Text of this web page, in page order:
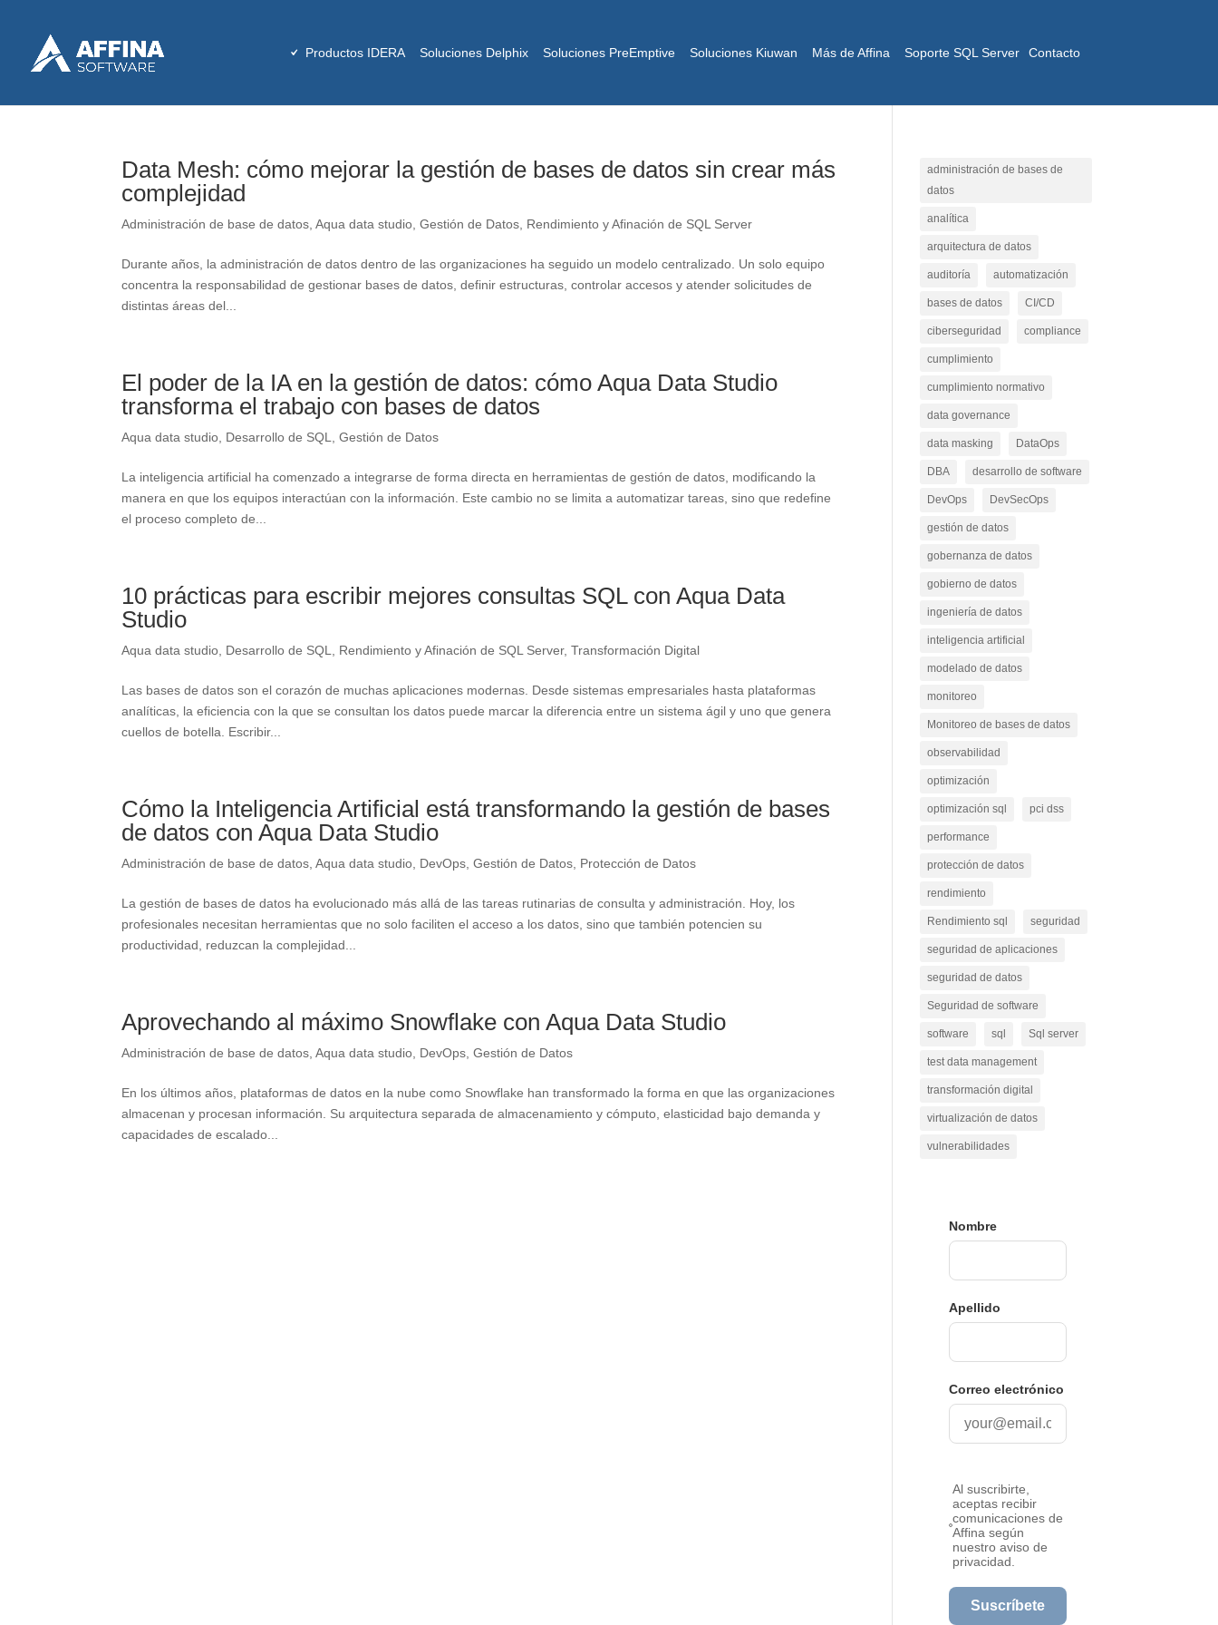
Productos IDERA Soluciones Delphix Soluciones PreEmptive Soluciones Kiuwan Más de Affina Soporte SQL Server Contacto
Data Mesh: cómo mejorar la gestión de bases de datos sin crear más
complejidad
Administración de base de datos ,Aqua data studio ,Gestión de Datos Rendimiento y Afinación de SQL Server
Durante años, la administración de datos dentro de las organizaciones ha seguido un modelo centralizado. Un solo equipo
concentra la responsabilidad de gestionar bases de datos, definir estructuras, controlar accesos y atender solicitudes de
distintas áreas del...
El poder de la IA en la gestión de datos: cómo Aqua Data Studio
transforma el trabajo con bases de datos
Aqua data studio Desarrollo de SQL ,Gestión de Datos
La inteligencia artificial ha comenzado a integrarse de forma directa en herramientas de gestión de datos, modificando la
manera en que los equipos interactúan con la información. Este cambio no se limita a automatizar tareas, sino que redefine
el proceso completo de...
10 prácticas para escribir mejores consultas SQL con Aqua Data
Studio
Aqua data studio Desarrollo de SQL Rendimiento y Afinación de SQL Server,Transformación Digital
Las bases de datos son el corazón de muchas aplicaciones modernas. Desde sistemas empresariales hasta plataformas
analíticas, la eficiencia con la que se consultan los datos puede marcar la diferencia entre un sistema ágil y uno que genera
cuellos de botella. Escribir...
Cómo la Inteligencia Artificial está transformando la gestión de bases
de datos con Aqua Data Studio
Administración de base de datos ,Aqua data studio DevOps ,Gestión de Datos Protección de Datos
La gestión de bases de datos ha evolucionado más allá de las tareas rutinarias de consulta y administración. Hoy, los
profesionales necesitan herramientas que no solo faciliten el acceso a los datos, sino que también potencien su
productividad, reduzcan la complejidad...
Aprovechando al máximo Snowflake con Aqua Data Studio
Administración de base de datos ,Aqua data studio DevOps ,Gestión de Datos
En los últimos años, plataformas de datos en la nube como Snowflake han transformado la forma en que las organizaciones
almacenan y procesan información. Su arquitectura separada de almacenamiento y cómputo, elasticidad bajo demanda y
capacidades de escalado...
administración de bases de
datos
analítica
arquitectura de datos
auditoría automatización
bases de datos CI/CD
ciberseguridad compliance
cumplimiento
cumplimiento normativo
data governance
data masking DataOps
DBA desarrollo de software
DevOps DevSecOps
gestión de datos
gobernanza de datos
gobierno de datos
ingeniería de datos
inteligencia artificial
modelado de datos
monitoreo
Monitoreo de bases de datos
observabilidad
optimización
optimización sql pci dss
performance
protección de datos
rendimiento
Rendimiento sql seguridad
seguridad de aplicaciones
seguridad de datos
Seguridad de software
software sql Sql server
test data management
transformación digital
virtualización de datos
vulnerabilidades